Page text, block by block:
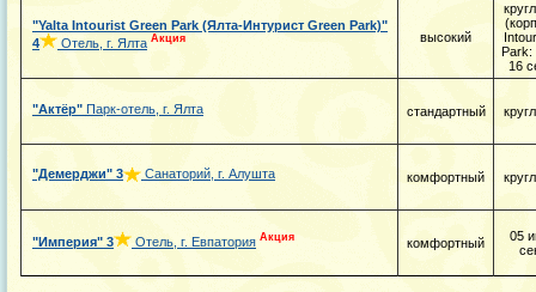
"Yalta Intourist Green Park (Ялта-Интурист Green Park)"
4
Отель, г. Ялта Акция высокий
Park:
16
"Актёр" Парк-отель, г. Ялта стандартный
"Демерджи" 3 Санаторий, г. Алушта комфортный
"Империя" 3 Отель, г. Евпатория Акция комфортный
05